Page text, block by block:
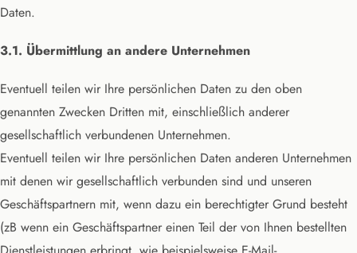
Daten.
3.1. Übermittlung an andere Unternehmen
Eventuell teilen wir Ihre persönlichen Daten zu den oben
genannten Zwecken Dritten mit, einschließlich anderer
gesellschaftlich verbundenen Unternehmen.
Eventuell teilen wir Ihre persönlichen Daten anderen Unternehmen
mit denen wir gesellschaftlich verbunden sind und unseren
Geschäftspartnern mit, wenn dazu ein berechtigter Grund besteht
(zB wenn ein Geschäftspartner einen Teil der von Ihnen bestellten